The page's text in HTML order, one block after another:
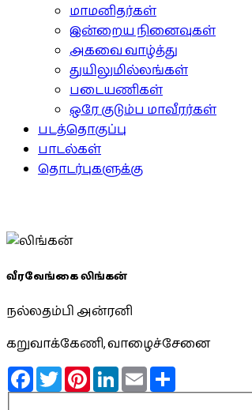
மாமனிதர்கள்
இன்றைய நினைவுகள்
அகவை வாழ்த்து
துயிலுமில்லங்கள்
படையணிகள்
ஒரே குடும்ப மாவீரர்கள்
படத்தொகுப்பு
பாடல்கள்
தொடர்புகளுக்கு
வீரவேங்கை லிங்கன்
நல்லதம்பி அன்ரனி
கறுவாக்கேணி, வாழைச்சேனை
FacebookTwitterPinterestLinkedInEmail